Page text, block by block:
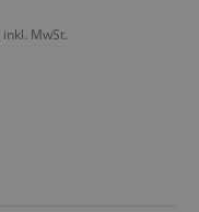
inkl. MwSt.